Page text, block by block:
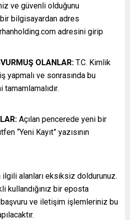
ve güvenli olduğunu
bilgisayardan adres
adresini girip
OLANLAR: T.C. Kimlik
yapmalı ve sonrasında bu
Açılan pencerede yeni bir
“Yeni Kayıt” yazısının
ilgili alanları eksiksiz doldurunuz.
kullandığınız bir eposta
başvuru ve iletişim işlemleriniz bu